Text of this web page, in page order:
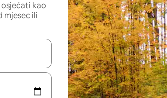
kao
mjesec ili
ih pregledati koristeći se strelicama prema